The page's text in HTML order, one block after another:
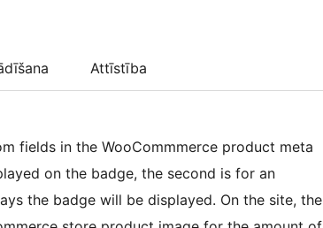
Attīstība
fields in the WooCommmerce product meta
the badge will be displayed. On the site, the